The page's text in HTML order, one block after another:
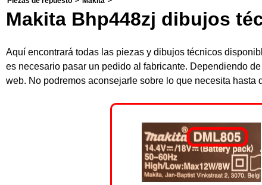
Makita Bhp448zj dibujos
Aquí encontrará todas las piezas y dibujos técnicos
es necesario pasar un pedido al fabricante. Dependiendo
web. No podremos aconsejarle sobre lo que necesita